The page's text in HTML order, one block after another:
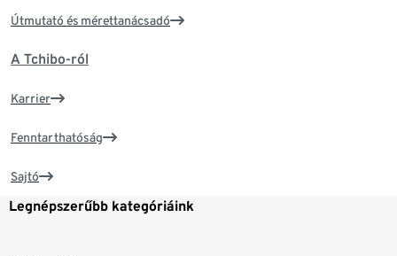
Útmutató és mérettanácsadó
A Tchibo-ról
Karrier
Fenntarthatóság
Sajtó
Legnépszerűbb kategóriáink